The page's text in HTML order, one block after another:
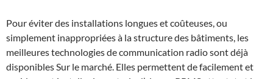
Pour éviter des installations longues et coûteuses, ou
simplement inappropriées à la structure des bâtiments, les
meilleures technologies de communication radio sont déjà
disponibles Sur le marché. Elles permettent de facilement et